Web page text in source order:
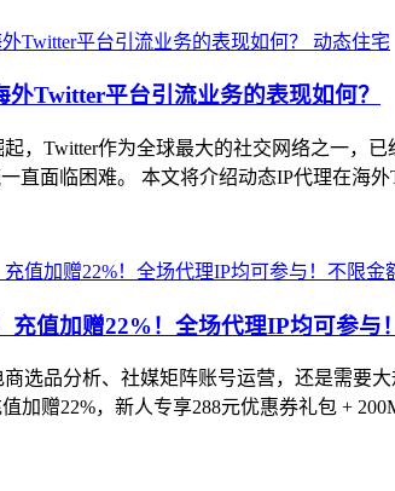
动态住宅
外Twitter平台引流业务的表现如何？
，Twitter作为全球最大的社交网络之一，
直面临困难。 本文将介绍动态IP代理在海
充值加赠22%！全场代理IP均可参与
选品分析、社媒矩阵账号运营，还是需要
加赠22%，新人专享288元优惠券礼包 +